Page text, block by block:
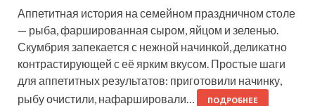
Аппетитная история на семейном праздничном столе
— рыба, фаршированная сыром, яйцом и зеленью.
Скумбрия запекается с нежной начинкой, деликатно
контрастирующей с её ярким вкусом. Простые шаги
для аппетитных результатов: приготовили начинку,
рыбу очистили, нафаршировали…
ПОДРОБНЕЕ